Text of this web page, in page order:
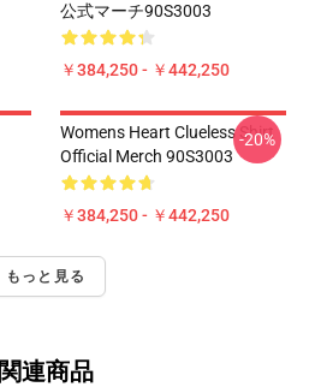
公式マーチ90S3003
￥384,250 - ￥442,250
Womens Heart Clueless Shirt
Official Merch 90S3003
￥384,250 - ￥442,250
-20%
もっと見る
関連商品